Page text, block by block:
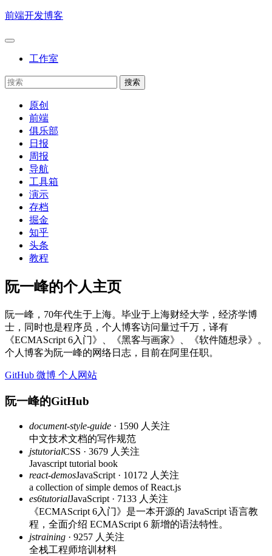
前端开发博客
工作室
原创
前端
俱乐部
日报
周报
导航
工具箱
演示
存档
掘金
知乎
头条
教程
阮一峰的个人主页
阮一峰，70年代生于上海。毕业于上海财经大学，经济学博
士，同时也是程序员，个人博客访问量过千万，译有
《ECMAScript 6入门》、《黑客与画家》、《软件随想录》。
个人博客为阮一峰的网络日志，目前在阿里任职。
GitHub 微博 个人网站
阮一峰的GitHub
document-style-guide · 1590 人关注
中文技术文档的写作规范
jstutorialCSS · 3679 人关注
Javascript tutorial book
react-demosJavaScript · 10172 人关注
a collection of simple demos of React.js
es6tutorialJavaScript · 7133 人关注
《ECMAScript 6入门》是一本开源的 JavaScript 语言教
程，全面介绍 ECMAScript 6 新增的语法特性。
jstraining · 9257 人关注
全栈工程师培训材料